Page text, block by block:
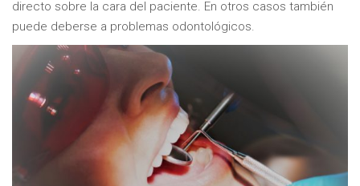
directo sobre la cara del paciente. En otros casos también
puede deberse a problemas odontológicos.